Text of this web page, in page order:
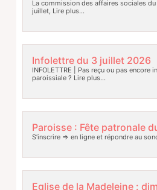
La commission des affaires sociales du
juillet, Lire plus…
Infolettre du 3 juillet 2026
INFOLETTRE | Pas reçu ou pas encore
paroissiale ? Lire plus…
Paroisse : Fête patronale
S’inscrire => en ligne et répondre au
Eglise de la Madeleine :